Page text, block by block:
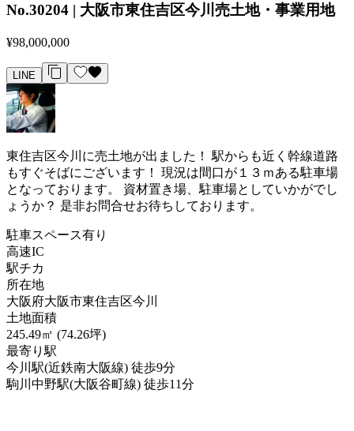
No.30204 | 大阪市東住吉区今川売土地・事業用地
¥98,000,000
LINE
東住吉区今川に売土地が出ました！ 駅からも近く幹線道路
もすぐそばにございます！ 現況は間口が１３ｍある駐車場
となっております。 資材置き場、駐車場としていかがでし
ょうか？ 是非お問合せお待ちしております。
駐車スペース有り
高速IC
駅チカ
所在地
大阪府大阪市東住吉区今川
土地面積
245.49㎡ (74.26坪)
最寄り駅
今川駅(近鉄南大阪線) 徒歩9分
駒川中野駅(大阪谷町線) 徒歩11分